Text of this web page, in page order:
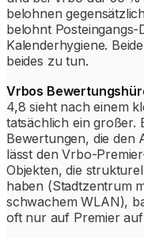
belohnen
belohnt
Kalenderhygiene.
beides zu tun.
Vrbos
4,8 sieht nach einem
tatsächlich ein großer.
Bewertungen, die den
lässt den Vrbo-
Objekten, die
haben (Stadtzentrum
schwachem WLAN),
oft nur auf Premier